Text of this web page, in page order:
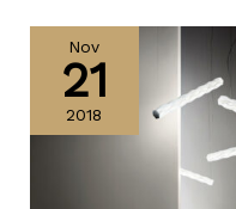
Nov
21
2018
Slamp
Creative
Departament